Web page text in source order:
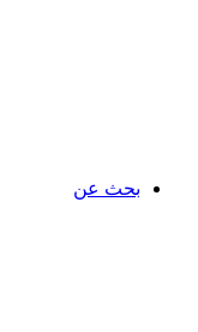
بحث عن